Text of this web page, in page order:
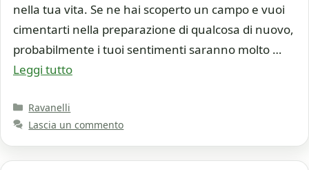
nella tua vita. Se ne hai scoperto un campo e vuoi
cimentarti nella preparazione di qualcosa di nuovo,
probabilmente i tuoi sentimenti saranno molto …
Leggi tutto
Categorie
Ravanelli
Lascia un commento